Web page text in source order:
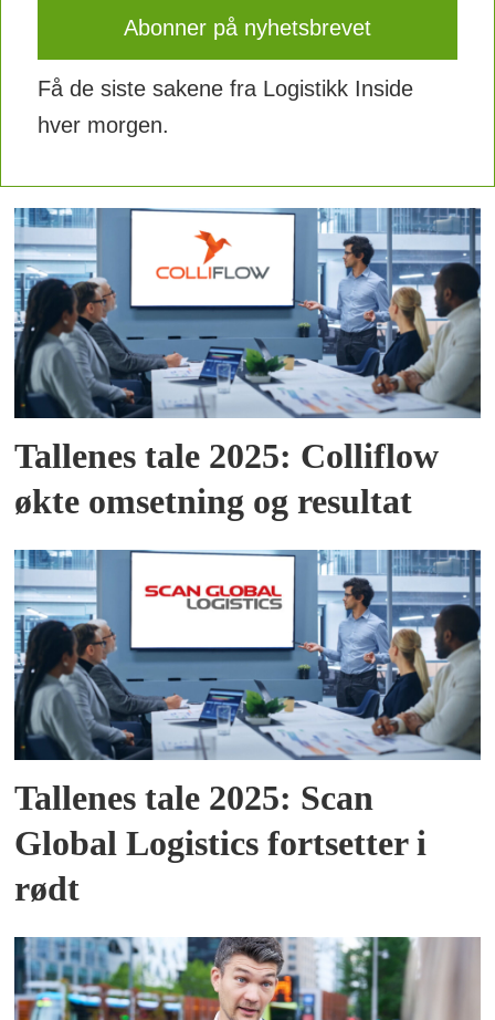
Få de siste sakene fra Logistikk Inside
hver morgen.
Tallenes tale 2025: Colliflow
økte omsetning og resultat
Tallenes tale 2025: Scan
Global Logistics fortsetter i
rødt